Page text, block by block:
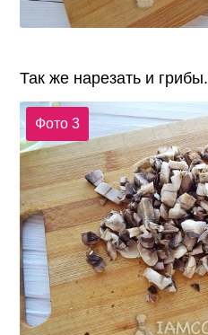
Так же нарезать и грибы.
Фото 3